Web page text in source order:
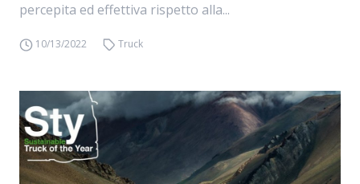
percepita ed effettiva rispetto alla...
10/13/2022 Truck